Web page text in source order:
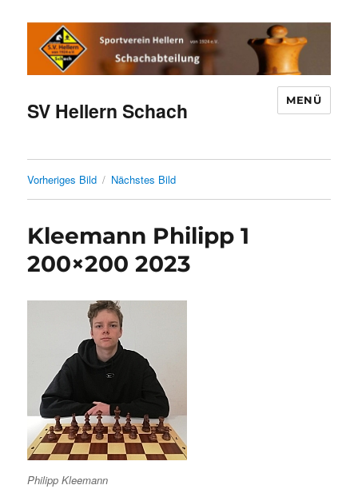
SV Hellern Schach MENÜ
Vorheriges Bild Nächstes Bild
Kleemann Philipp 1
200×200 2023
Philipp Kleemann